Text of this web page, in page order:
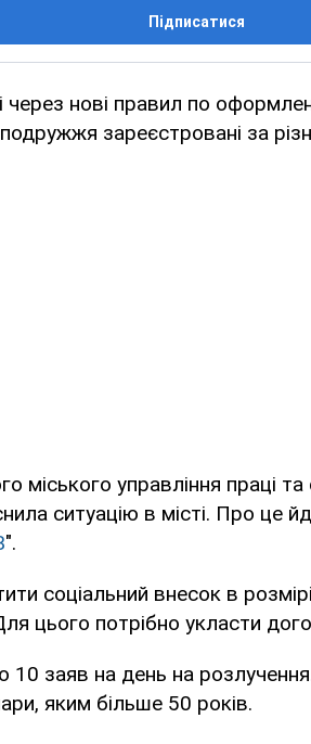
Підписатися
через нові правил по
зареєстровані за
міського управління праці
ситуацію в місті. Про це
".
соціальний внесок в
цього потрібно укласти
10 заяв на день на
яким більше 50 років.